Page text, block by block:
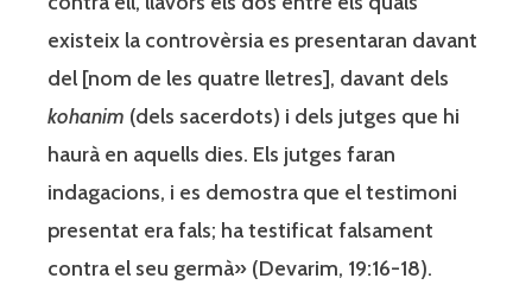
existeix la controvèrsia es presentaran davant
del [nom de les quatre lletres], davant dels
kohanim (dels sacerdots) i dels jutges que hi
haurà en aquells dies. Els jutges faran
indagacions, i es demostra que el testimoni
presentat era fals; ha testificat falsament
contra el seu germà» (Devarim, 19:16-18).